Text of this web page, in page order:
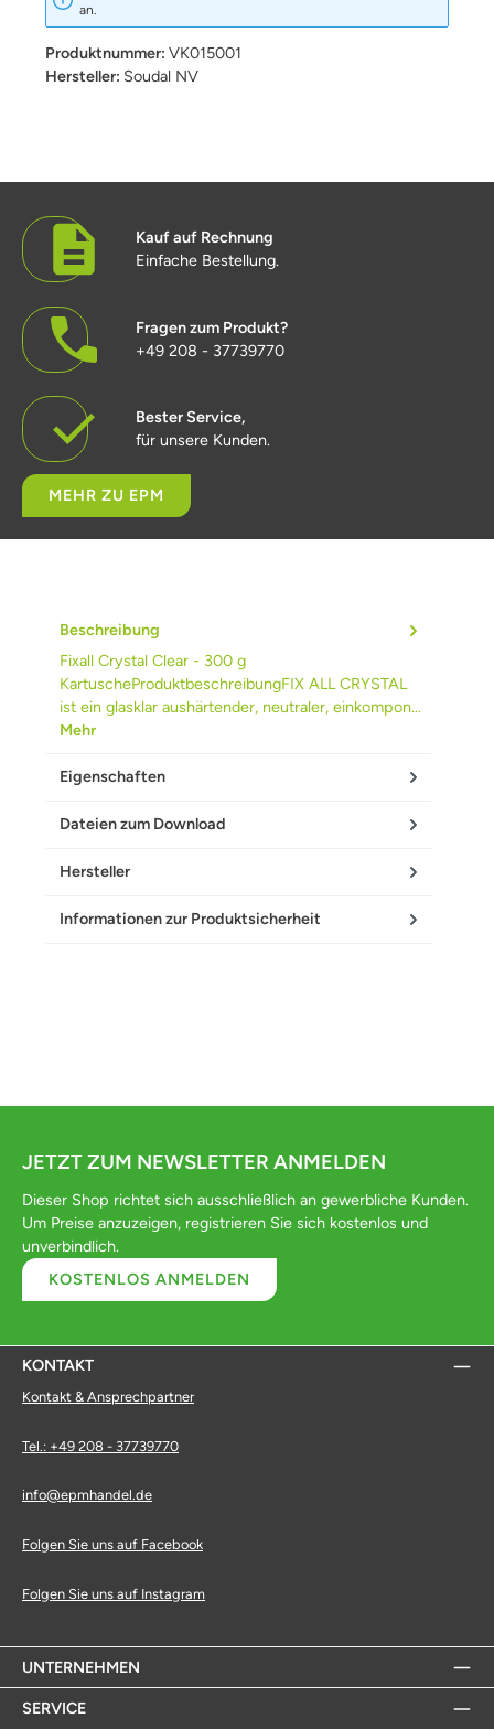
an.
Produktnummer: VK015001
Hersteller: Soudal NV
Kauf auf Rechnung
Einfache Bestellung.
Fragen zum Produkt?
+49 208 - 37739770
Bester Service,
für unsere Kunden.
MEHR ZU EPM
Beschreibung
Fixall Crystal Clear - 300 g
KartuscheProduktbeschreibungFIX ALL CRYSTAL
ist ein glasklar aushärtender, neutraler, einkompon…
Mehr
Eigenschaften
Dateien zum Download
Hersteller
Informationen zur Produktsicherheit
JETZT ZUM NEWSLETTER ANMELDEN
Dieser Shop richtet sich ausschließlich an gewerbliche Kunden.
Um Preise anzuzeigen, registrieren Sie sich kostenlos und
unverbindlich.
KOSTENLOS ANMELDEN
KONTAKT
Kontakt & Ansprechpartner
Tel.: +49 208 - 37739770
info@epmhandel.de
Folgen Sie uns auf Facebook
Folgen Sie uns auf Instagram
UNTERNEHMEN
SERVICE